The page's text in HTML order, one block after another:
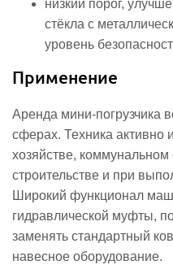
низкий порог,
стёкла с
уровень
Применение
Аренда мини-погрузчика
сферах. Техника активно
хозяйстве,
строительстве и при
Широкий функционал
гидравлической муфты,
заменять стандартный
навесное оборудование.